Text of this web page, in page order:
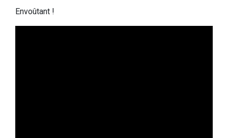
Envoûtant !